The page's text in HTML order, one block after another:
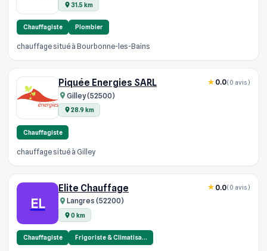
31.5 km
Chauffagiste Plombier
chauffage situé à Bourbonne-les-Bains
Piquée Energies SARL
Gilley (52500)
28.9 km
0.0(0 avis)
Chauffagiste
chauffage situé à Gilley
EL
Elite Chauffage
Langres (52200)
0 km
0.0(0 avis)
Chauffagiste Frigoriste & Climatisa…